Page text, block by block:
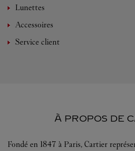
Lunettes
Accessoires
Service client
À PROPOS DE
Fondé en 1847 à Paris, Cartier